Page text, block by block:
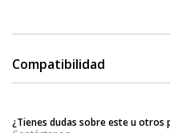
Compatibilidad
JH Audio: JH13, JH16...
¿Tienes dudas sobre este u